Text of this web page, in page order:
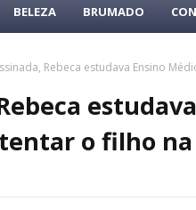
BELEZA BRUMADO
Rebeca estudava Ensino
o filho na